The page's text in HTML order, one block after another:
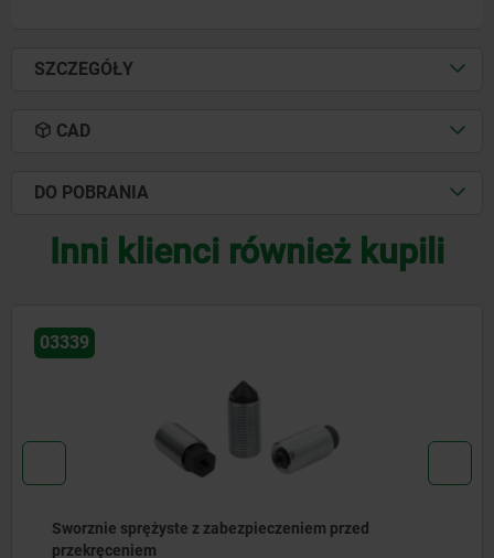
SZCZEGÓŁY
CAD
DO POBRANIA
Inni klienci również kupili
03338
Zatrzaski sprężyste